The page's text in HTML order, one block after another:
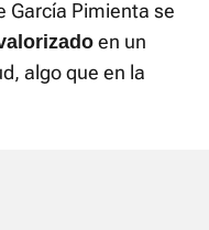
García Pimienta se
en un
algo que en la